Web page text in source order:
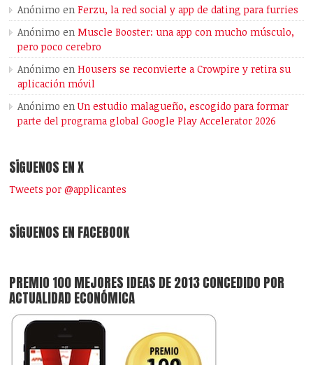
Anónimo enFerzu, la red social y app de dating para furries
Anónimo enMuscle Booster: una app con mucho músculo,
pero poco cerebro
Anónimo enHousers se reconvierte a Crowpire y retira su
aplicación móvil
Anónimo enUn estudio malagueño, escogido para formar
parte del programa global Google Play Accelerator 2026
SÍGUENOS EN X
Tweets por @applicantes
SÍGUENOS EN FACEBOOK
PREMIO 100 MEJORES IDEAS DE 2013 CONCEDIDO POR
ACTUALIDAD ECONÓMICA